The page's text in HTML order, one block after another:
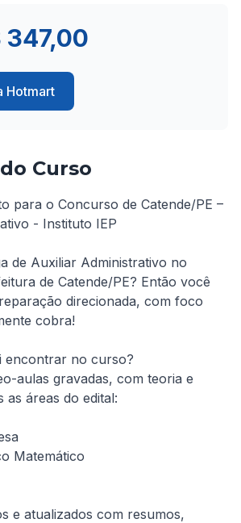
347,00
Hotmart
Curso
para o Concurso de Catende/PE –
- Instituto IEP
de Auxiliar Administrativo no
de Catende/PE? Então você
direcionada, com foco
cobra!
encontrar no curso?
aulas gravadas, com teoria e
as áreas do edital:
Matemático
e atualizados com resumos,